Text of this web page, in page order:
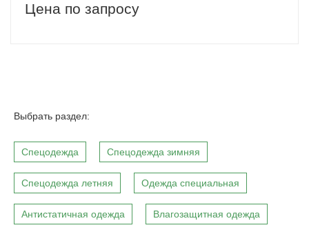
Цена по запросу
Выбрать раздел:
Спецодежда Спецодежда зимняя
Спецодежда летняя Одежда специальная
Антистатичная одежда Влагозащитная одежда